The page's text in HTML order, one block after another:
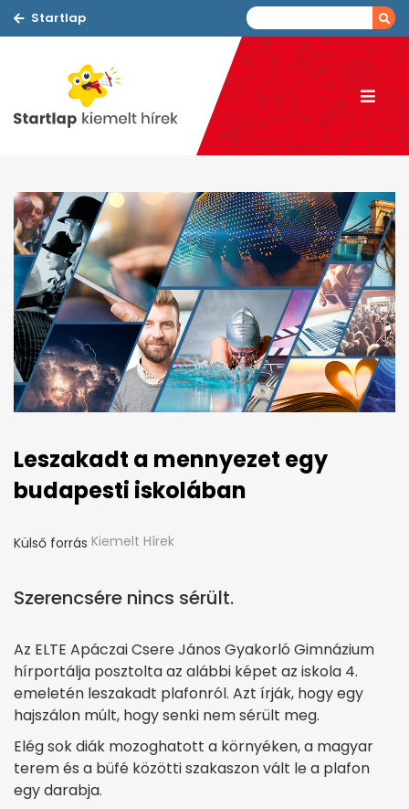
Startlap
Leszakadt a mennyezet egy
budapesti iskolában
Külső forrás Kiemelt Hírek
Szerencsére nincs sérült.
Az ELTE Apáczai Csere János Gyakorló Gimnázium
hírportálja posztolta az alábbi képet az iskola 4.
emeletén leszakadt plafonról. Azt írják, hogy egy
hajszálon múlt, hogy senki nem sérült meg.
Elég sok diák mozoghatott a környéken, a magyar
terem és a büfé közötti szakaszon vált le a plafon
egy darabja.